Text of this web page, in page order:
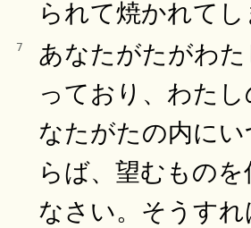
られて焼かれてし
7
あなたがたがわ
っており、わた
なたがたの内に
らば、望むもの
なさい。そうす